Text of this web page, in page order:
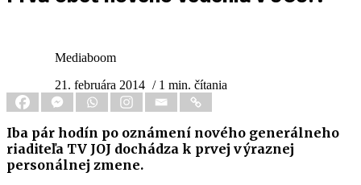
Mediaboom
21. februára 2014 / 1 min. čítania
Iba pár hodín po oznámení nového generálneho
riaditeľa TV JOJ dochádza k prvej výraznej
personálnej zmene.